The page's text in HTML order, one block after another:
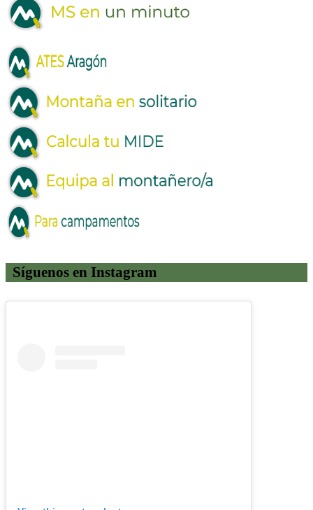
Síguenos en Instagram